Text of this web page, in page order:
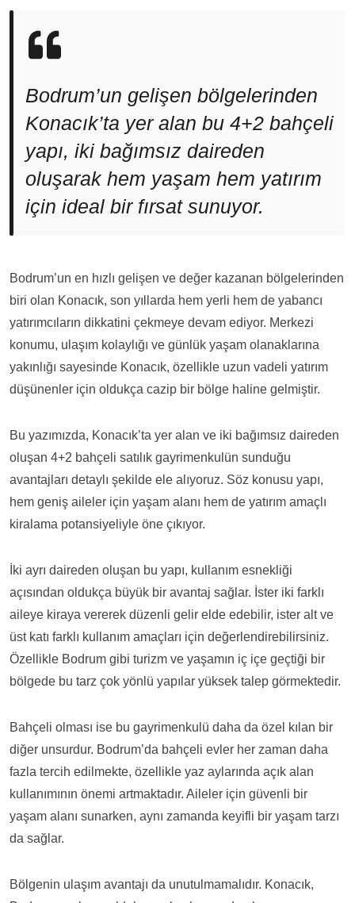
Bodrum’un gelişen bölgelerinden
Konacık’ta yer alan bu 4+2 bahçeli
yapı, iki bağımsız daireden
oluşarak hem yaşam hem yatırım
için ideal bir fırsat sunuyor.
Bodrum’un en hızlı gelişen ve değer kazanan bölgelerinden
biri olan Konacık, son yıllarda hem yerli hem de yabancı
yatırımcıların dikkatini çekmeye devam ediyor. Merkezi
konumu, ulaşım kolaylığı ve günlük yaşam olanaklarına
yakınlığı sayesinde Konacık, özellikle uzun vadeli yatırım
düşünenler için oldukça cazip bir bölge haline gelmiştir.
Bu yazımızda, Konacık’ta yer alan ve iki bağımsız daireden
oluşan 4+2 bahçeli satılık gayrimenkulün sunduğu
avantajları detaylı şekilde ele alıyoruz. Söz konusu yapı,
hem geniş aileler için yaşam alanı hem de yatırım amaçlı
kiralama potansiyeliyle öne çıkıyor.
İki ayrı daireden oluşan bu yapı, kullanım esnekliği
açısından oldukça büyük bir avantaj sağlar. İster iki farklı
aileye kiraya vererek düzenli gelir elde edebilir, ister alt ve
üst katı farklı kullanım amaçları için değerlendirebilirsiniz.
Özellikle Bodrum gibi turizm ve yaşamın iç içe geçtiği bir
bölgede bu tarz çok yönlü yapılar yüksek talep görmektedir.
Bahçeli olması ise bu gayrimenkulü daha da özel kılan bir
diğer unsurdur. Bodrum’da bahçeli evler her zaman daha
fazla tercih edilmekte, özellikle yaz aylarında açık alan
kullanımının önemi artmaktadır. Aileler için güvenli bir
yaşam alanı sunarken, aynı zamanda keyifli bir yaşam tarzı
da sağlar.
Bölgenin ulaşım avantajı da unutulmamalıdır. Konacık,